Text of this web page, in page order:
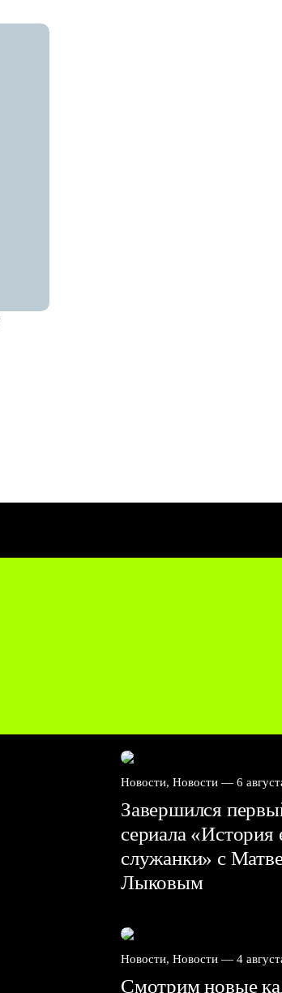
Новости, Новости — 6
Завершился
сериала «История
служанки» с
Лыковым
Новости, Новости — 4
Смотрим новые